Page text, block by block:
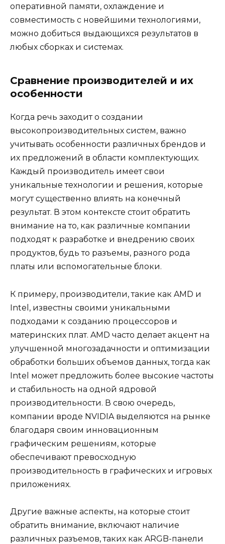
оперативной памяти, охлаждение и
совместимость с новейшими технологиями,
можно добиться выдающихся результатов в
любых сборках и системах.
Сравнение производителей и их
особенности
Когда речь заходит о создании
высокопроизводительных систем, важно
учитывать особенности различных брендов и
их предложений в области комплектующих.
Каждый производитель имеет свои
уникальные технологии и решения, которые
могут существенно влиять на конечный
результат. В этом контексте стоит обратить
внимание на то, как различные компании
подходят к разработке и внедрению своих
продуктов, будь то разъемы, разного рода
платы или вспомогательные блоки.
К примеру, производители, такие как AMD и
Intel, известны своими уникальными
подходами к созданию процессоров и
материнских плат. AMD часто делает акцент на
улучшенной многозадачности и оптимизации
обработки больших объемов данных, тогда как
Intel может предложить более высокие частоты
и стабильность на одной ядровой
производительности. В свою очередь,
компании вроде NVIDIA выделяются на рынке
благодаря своим инновационным
графическим решениям, которые
обеспечивают превосходную
производительность в графических и игровых
приложениях.
Другие важные аспекты, на которые стоит
обратить внимание, включают наличие
различных разъемов, таких как ARGB-панели